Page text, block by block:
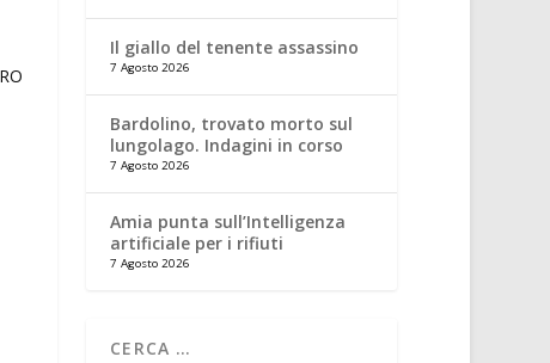
Il giallo del tenente assassino
7 Agosto 2026
Bardolino, trovato morto sul
lungolago. Indagini in corso
7 Agosto 2026
Amia punta sull’Intelligenza
artificiale per i rifiuti
7 Agosto 2026